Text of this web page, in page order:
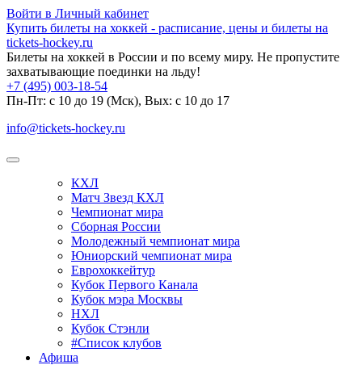
Войти в Личный кабинет
Купить билеты на хоккей - расписание, цены и билеты на
tickets-hockey.ru
Билеты на хоккей в России и по всему миру. Не пропустите
захватывающие поединки на льду!
+7 (495) 003-18-54
Пн-Пт: c 10 до 19 (Мск), Вых: с 10 до 17
info@tickets-hockey.ru
КХЛ
Матч Звезд КХЛ
Чемпионат мира
Сборная России
Молодежный чемпионат мира
Юниорский чемпионат мира
Еврохоккейтур
Кубок Первого Канала
Кубок мэра Москвы
НХЛ
Кубок Стэнли
#Список клубов
Афиша